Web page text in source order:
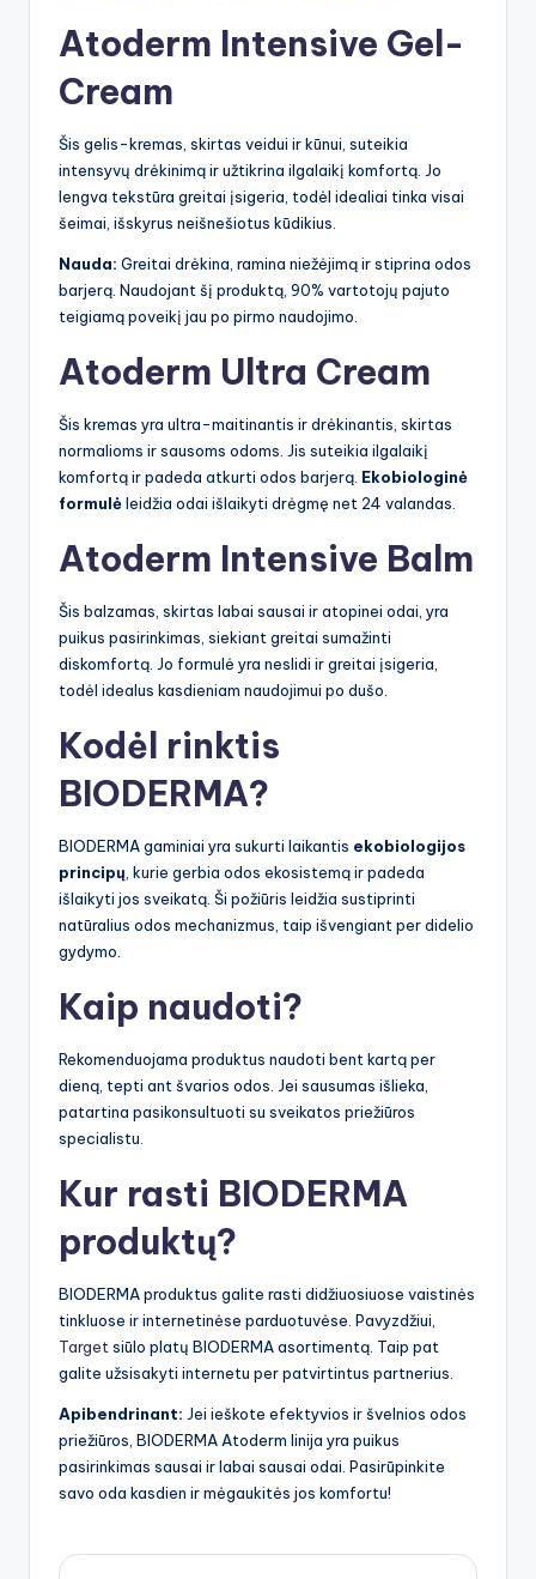
Atoderm Intensive Gel-
Cream
Šis gelis-kremas, skirtas veidui ir kūnui, suteikia
intensyvų drėkinimą ir užtikrina ilgalaikį komfortą. Jo
lengva tekstūra greitai įsigeria, todėl idealiai tinka visai
šeimai, išskyrus neišnešiotus kūdikius.
Nauda: Greitai drėkina, ramina niežėjimą ir stiprina odos
barjerą. Naudojant šį produktą, 90% vartotojų pajuto
teigiamą poveikį jau po pirmo naudojimo.
Atoderm Ultra Cream
Šis kremas yra ultra-maitinantis ir drėkinantis, skirtas
normalioms ir sausoms odoms. Jis suteikia ilgalaikį
komfortą ir padeda atkurti odos barjerą. Ekobiologinė
formulėleidžia odai išlaikyti drėgmę net 24 valandas.
Atoderm Intensive Balm
Šis balzamas, skirtas labai sausai ir atopinei odai, yra
puikus pasirinkimas, siekiant greitai sumažinti
diskomfortą. Jo formulė yra neslidi ir greitai įsigeria,
todėl idealus kasdieniam naudojimui po dušo.
Kodėl rinktis
BIODERMA?
BIODERMA gaminiai yra sukurti laikantis ekobiologijos
principų, kurie gerbia odos ekosistemą ir padeda
išlaikyti jos sveikatą. Ši požiūris leidžia sustiprinti
natūralius odos mechanizmus, taip išvengiant per didelio
gydymo.
Kaip naudoti?
Rekomenduojama produktus naudoti bent kartą per
dieną, tepti ant švarios odos. Jei sausumas išlieka,
patartina pasikonsultuoti su sveikatos priežiūros
specialistu.
Kur rasti BIODERMA
produktų?
BIODERMA produktus galite rasti didžiuosiuose vaistinės
tinkluose ir internetinėse parduotuvėse. Pavyzdžiui,
Targetsiūlo platų BIODERMA asortimentą. Taip pat
galite užsisakyti internetu per patvirtintus partnerius.
Apibendrinant: Jei ieškote efektyvios ir švelnios odos
priežiūros, BIODERMA Atoderm linija yra puikus
pasirinkimas sausai ir labai sausai odai. Pasirūpinkite
savo oda kasdien ir mėgaukitės jos komfortu!